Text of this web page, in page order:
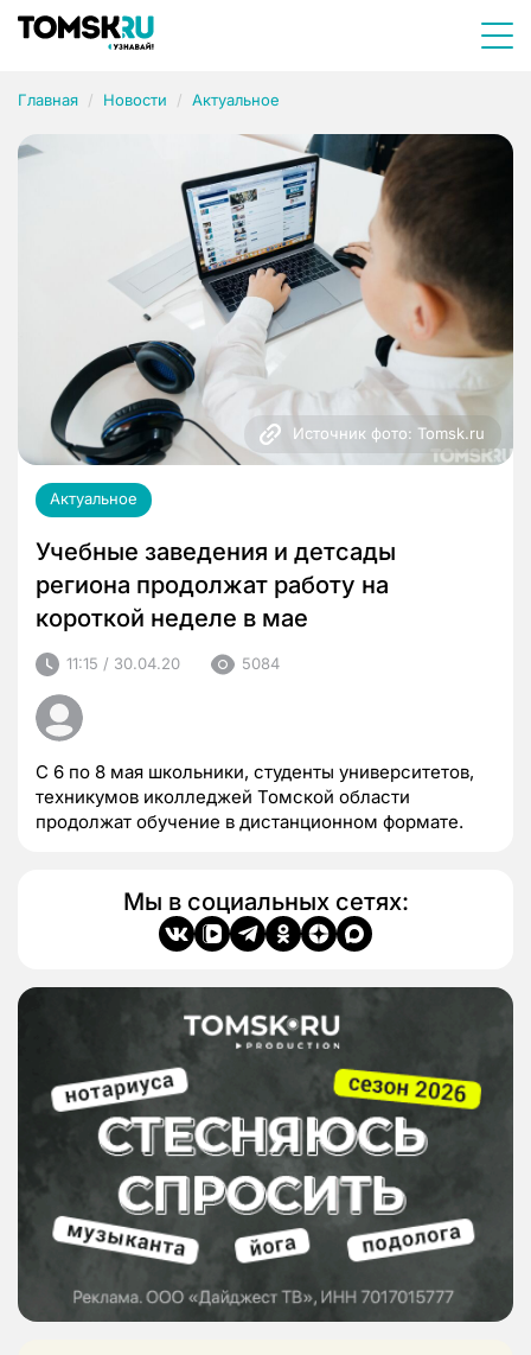
Главная Новости Актуальное
Источник фото: Tomsk.ru
Актуальное
Учебные заведения и детсады
региона продолжат работу на
короткой неделе в мае
11:15 / 30.04.20 5084
С 6 по 8 мая школьники, студенты университетов,
техникумов иколледжей Томской области
продолжат обучение в дистанционном формате.
Мы в социальных сетях: